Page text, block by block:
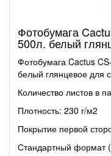
Фотобумага
500л. белый
Фотобумага Cactus
белый глянцевое для
Количество листов в
Плотность: 230 г/м2
Покрытие первой
Стандартный формат